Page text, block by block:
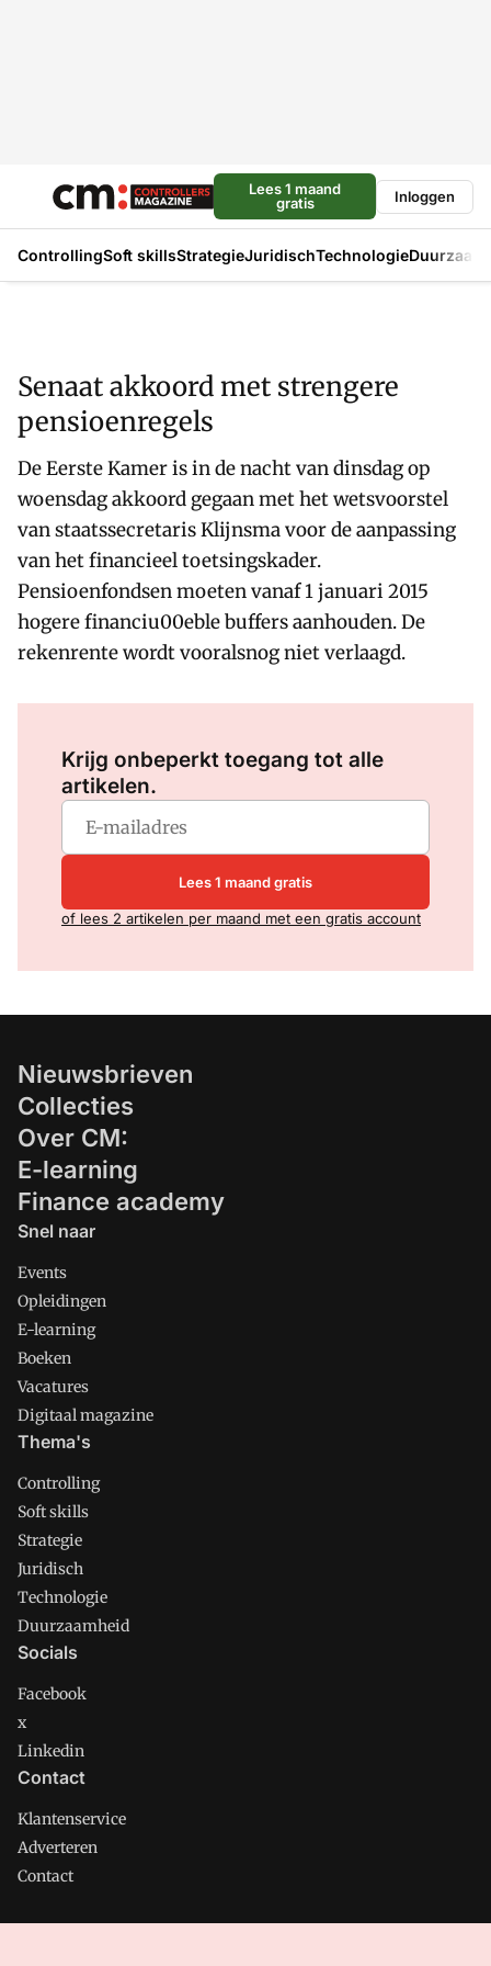
Lees 1 maand
gratis
Inloggen
ControllingSoft skillsStrategieJuridischTechnologie
Senaat akkoord met strengere
pensioenregels
De Eerste Kamer is in de nacht van dinsdag op
woensdag akkoord gegaan met het wetsvoorstel
van staatssecretaris Klijnsma voor de aanpassing
van het financieel toetsingskader.
Pensioenfondsen moeten vanaf 1 januari 2015
hogere financiu00eble buffers aanhouden. De
rekenrente wordt vooralsnog niet verlaagd.
Krijg onbeperkt toegang tot alle
artikelen.
Lees 1 maand gratis
of lees 2 artikelen per maand met een gratis account
Nieuwsbrieven
Collecties
Over CM:
E-learning
Finance academy
Snel naar
Events
Opleidingen
E-learning
Boeken
Vacatures
Digitaal magazine
Thema's
Controlling
Soft skills
Strategie
Juridisch
Technologie
Duurzaamheid
Socials
Facebook
x
Linkedin
Contact
Klantenservice
Adverteren
Contact